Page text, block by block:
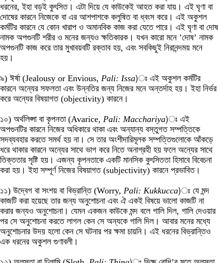
ধরনের, ইহা বড়ই কুৎসিত। এটা দিয়ে যে কাউকেই আহত করা যায়। এই ঘৃণা বা
দোষের কারনে নিজেকে বা এর আশপাশকে কলুষিত বা ধ্বংস করে। এই অকুশল
কর্মটির কারনে যে কোন খারাপ ও অমানবিক কাজ করা যেতে পারে। এই ঘৃণা বা দোষ
নামক অপগুনটি শরীর ও মনের জন্যও ক্ষতিকারক। যখন কারো মনে ’দোষ’ নামক
অপগুনটি কাজ করে তার মুখাবয়বটি রক্তাব হয়, এবং সবকিছুই নিরানন্দময় মনে
হয়।
৯) ঈর্ষা (Jealousy or Envious, Pali: Issa)ঃ এই অকুশল কর্মটির
কারনে অন্যের সফলতা এবং উন্নতির জন্য নিজের মনে অন্তর্দাহ হয়। ইহা নির্ভর
করে অন্যের বিষয়াগত (objectivity) কারনে।
১০) অর্থলিপ্সা বা কৃপনতা (Avarice, Pali: Macchariya)ঃ এই
অপগুনটির কারনে নিজের অধিকারে থাকা এবং অন্যান্য বস্তুগত সম্পত্তিকে
সদব্যবহার করতে সমর্থ হয় না। সে তার অংশীদারিমূলক সম্পত্তিগুলোকে আঁকড়ে
ধরে থাকার কারনে অন্যের সাথে ভাগ করে নিতে অনাগ্রহী হয় ফলে অন্যের সাথে
তিক্ততার সৃষ্টি হয়। এজন্য কৃপনতাকে একটি মানসিক কুৎসিততা হিসাবে বিবেচনা
করা হয়। ইহা সম্পূর্ণ নিজের বিষয়াগত (subjectivity) কারনে প্রভাবিত।
১১) উদ্বেগ বা সংশয় বা বিভ্রান্তি (Worry, Pali: Kukkucca)ঃ যে মন্দ
কাজটি করা হয়েছে তার জন্য অনুশোচনা এবং ঐ একই বিষয়ে ভালো কাজটি না
করার জন্যও অনুশোচনা। যেমন একজন কাউকে মন্দ বলে গালি দিল, গালি দেওয়ার
পর সে অনুশোচনা করতে লাগল কেন সে অন্যকে গালি দিল। আবার মনের মধ্যে
অনুশোচনার উদয় হলো কেন সে ঘটনার পর ক্ষমা চায়নি। এই ধরনের বিভ্রান্তিও
এক ধরনের অকুশল গুণাবলী।